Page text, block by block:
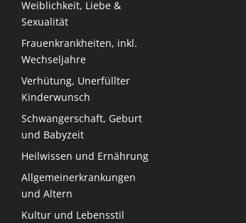
Weiblichkeit, Liebe &
Sexualität
Frauenkrankheiten, inkl.
Wechseljahre
Verhütung, Unerfüllter
Kinderwunsch
Schwangerschaft, Geburt
und Babyzeit
Heilwissen und Ernährung
Allgemeinerkrankungen
und Altern
Kultur und Lebensstil